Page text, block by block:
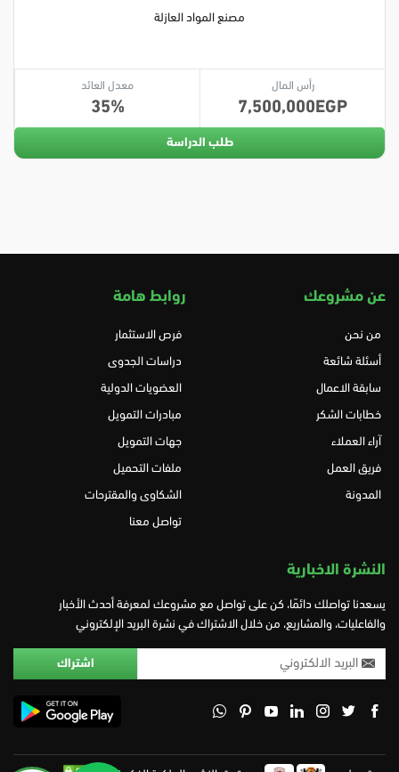
مصنع المواد العازلة
رأس المال
7,500,000
معدل العائد
35
طلب الدراسة
عن مشروعك
من نحن
أسئلة شائعة
سابقة الاعمال
خطابات الشكر
آراء العملاء
فريق العمل
المدونة
روابط هامة
فرص الاستثمار
دراسات الجدوى
العضويات الدولية
مبادرات التمويل
جهات التمويل
ملفات التحميل
الشكاوى والمقترحات
تواصل معنا
النشرة الاخبارية
يسعدنا تواصلك دائمًا، كن على تواصل مع مشروعك لمعرفة أحدث الأخبار
والفاعليات، والمشاريع، من خلال الاشتراك في نشرة البريد الإلكتروني